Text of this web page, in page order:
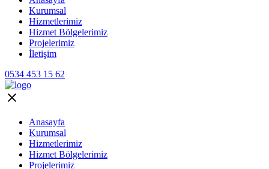
Kurumsal
Hizmetlerimiz
Hizmet Bölgelerimiz
Projelerimiz
İletişim
0534 453 15 62
Anasayfa
Kurumsal
Hizmetlerimiz
Hizmet Bölgelerimiz
Projelerimiz